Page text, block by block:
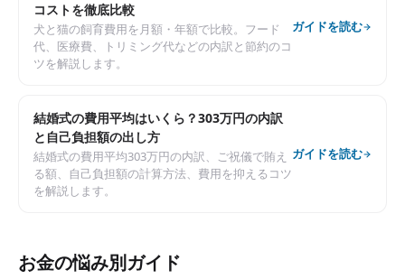
コストを徹底比較
犬と猫の飼育費用を月額・年額で比較。フード
代、医療費、トリミング代などの内訳と節約のコ
ツを解説します。
ガイドを読む
結婚式の費用平均はいくら？303万円の内訳
と自己負担額の出し方
結婚式の費用平均303万円の内訳、ご祝儀で賄え
る額、自己負担額の計算方法、費用を抑えるコツ
を解説します。
ガイドを読む
お金の悩み別ガイド